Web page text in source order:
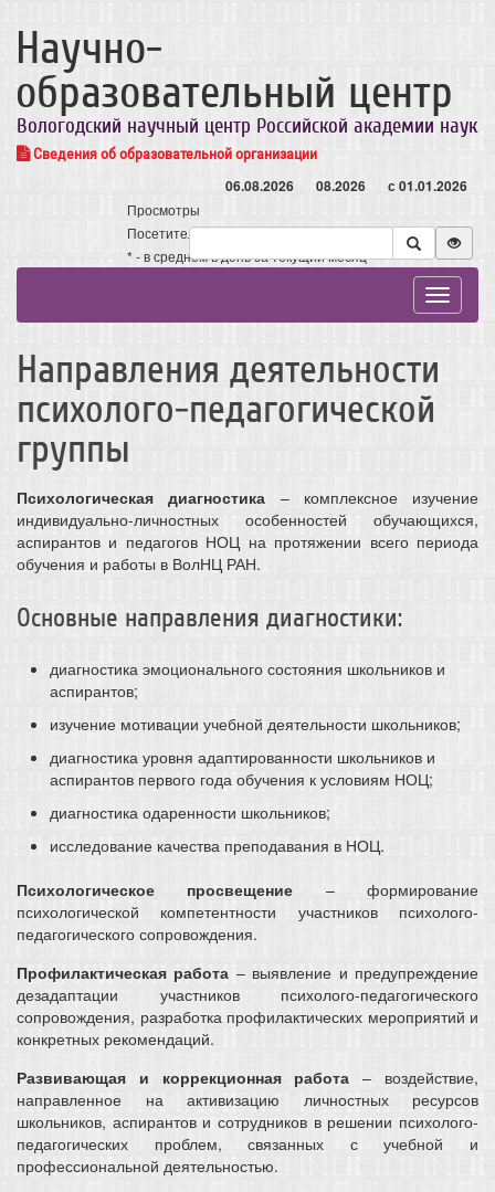
Научно-
образовательный центр
Вологодский научный центр Российской академии наук
Сведения об образовательной организации
06.08.2026 08.2026 с 01.01.2026
Просмотры
Посетители
* - в среднем в день за текущий месяц
Toggle
Направления деятельности
психолого-педагогической
группы
Психологическая диагностика – комплексное изучение
индивидуально-личностных особенностей обучающихся,
аспирантов и педагогов НОЦ на протяжении всего периода
обучения и работы в ВолНЦ РАН.
Основные направления диагностики:
диагностика эмоционального состояния школьников и
аспирантов;
изучение мотивации учебной деятельности школьников;
диагностика уровня адаптированности школьников и
аспирантов первого года обучения к условиям НОЦ;
диагностика одаренности школьников;
исследование качества преподавания в НОЦ.
Психологическое просвещение – формирование
психологической компетентности участников психолого-
педагогического сопровождения.
Профилактическая работа – выявление и предупреждение
дезадаптации участников психолого-педагогического
сопровождения, разработка профилактических мероприятий и
конкретных рекомендаций.
Развивающая и коррекционная работа – воздействие,
направленное на активизацию личностных ресурсов
школьников, аспирантов и сотрудников в решении психолого-
педагогических проблем, связанных с учебной и
профессиональной деятельностью.